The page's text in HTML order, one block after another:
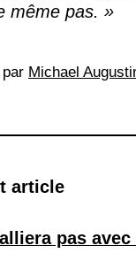
même pas. »
par Michael
article
pas avec